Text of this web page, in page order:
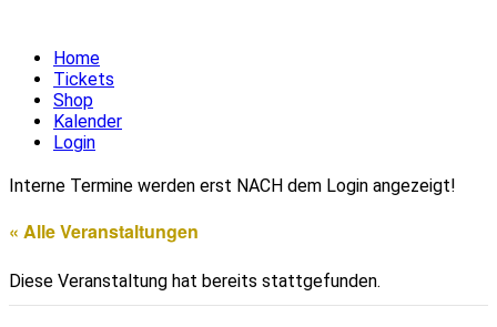
Home
Tickets
Shop
Kalender
Login
Interne Termine werden erst NACH dem Login angezeigt!
« Alle Veranstaltungen
Diese Veranstaltung hat bereits stattgefunden.